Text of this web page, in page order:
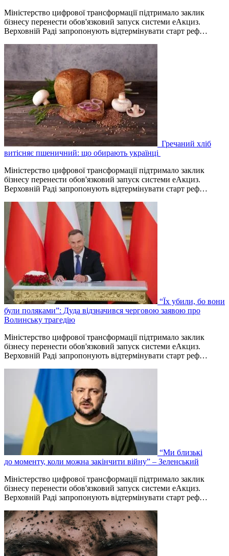
Міністерство цифрової трансформації підтримало заклик
бізнесу перенести обов'язковий запуск системи еАкциз.
Верховній Раді запропонують відтермінувати старт реф…
Гречаний хліб
витісняє пшеничний: що обирають українці
Міністерство цифрової трансформації підтримало заклик
бізнесу перенести обов'язковий запуск системи еАкциз.
Верховній Раді запропонують відтермінувати старт реф…
“Їх убили, бо вони
були поляками”: Дуда відзначився черговою заявою про
Волинську трагедію
Міністерство цифрової трансформації підтримало заклик
бізнесу перенести обов'язковий запуск системи еАкциз.
Верховній Раді запропонують відтермінувати старт реф…
“Ми близькі
до моменту, коли можна закінчити війну” – Зеленський
Міністерство цифрової трансформації підтримало заклик
бізнесу перенести обов'язковий запуск системи еАкциз.
Верховній Раді запропонують відтермінувати старт реф…